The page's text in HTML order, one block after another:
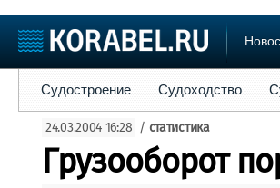
Судостроение
Пульс
Новости
Компании
Торговая
Доска
Продажа флота
Оборудование
Судостроение Судоходство
24.03.2004 16:28 / статистика
Грузооборот